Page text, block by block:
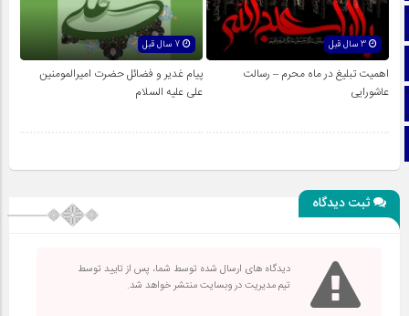
آپارات
اینستاگرام
3 سال قبل
اهمیت تبلیغ در ماه محرم – رسالت
عاشورایی
پیام غدیر و فضائل حضرت امیرالمومنین
علی علیه السلام
ثبت دیدگاه
دیدگاه های ارسال شده توسط شما، پس از تایید توسط
تیم مدیریت در وبسایت منتشر خواهد شد.